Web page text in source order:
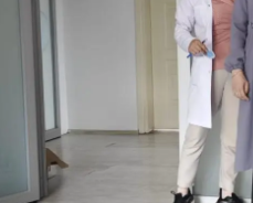
Gaziantep
Giresun
Gümüşhane
Hakkari